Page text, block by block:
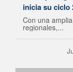
inicia su ciclo
Con una
regionales,...